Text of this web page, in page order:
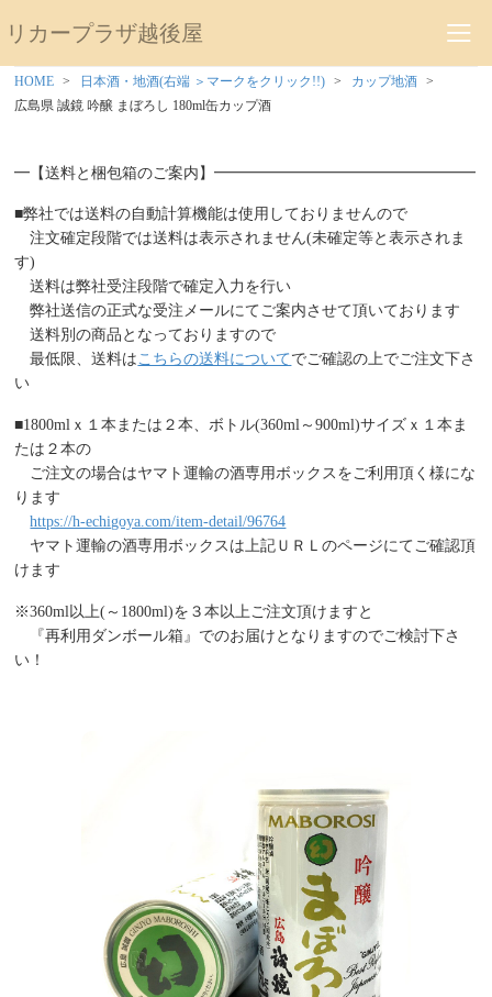
リカープラザ越後屋
HOME 日本酒・地酒(右端 ＞マークをクリック!!)
カップ地酒
広島県 誠鏡 吟醸 まぼろし 180ml缶カップ酒
━【送料と梱包箱のご案内】━━━━━━━━━━━━━━━━━
■弊社では送料の自動計算機能は使用しておりませんので
注文確定段階では送料は表示されません(未確定等と表示されま
す)
送料は弊社受注段階で確定入力を行い
弊社送信の正式な受注メールにてご案内させて頂いております
送料別の商品となっておりますので
最低限、送料はこちらの送料について でご確認の上でご注文下さ
い
■1800mlｘ１本または２本、ボトル(360ml～900ml)サイズｘ１本ま
たは２本の
ご注文の場合はヤマト運輸の酒専用ボックスをご利用頂く様にな
ります
https://h-echigoya.com/item-detail/96764
ヤマト運輸の酒専用ボックスは上記ＵＲＬのページにてご確認頂
けます
※360ml以上(～1800ml)を３本以上ご注文頂けますと
『再利用ダンボール箱』でのお届けとなりますのでご検討下さ
い！